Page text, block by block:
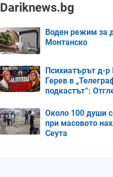
Dariknews.bg
Воден режим за
Монтанско
Психиатърът д-р
Герев в
подкастът“:
Около 100 души
при масовото
Сеута